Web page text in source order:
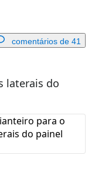
comentários de 41
laterais do